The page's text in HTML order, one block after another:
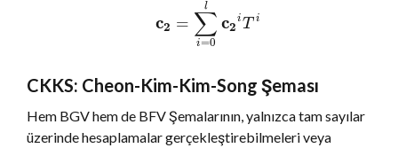
c2 = ∑
i=0
l
c2
iT i
CKKS: Cheon-Kim-Kim-Song Şeması
Hem BGV hem de BFV Şemalarının, yalnızca tam sayılar
üzerinde hesaplamalar gerçekleştirebilmeleri veya